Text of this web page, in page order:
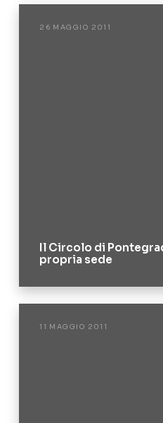
26 MAGGIO 2011
Il Circolo di
propria sede
11 MAGGIO 2011